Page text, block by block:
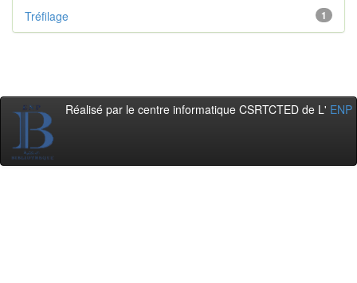
1
Tréfilage
Réalisé par le centre informatique CSRTCTED de L' ENP